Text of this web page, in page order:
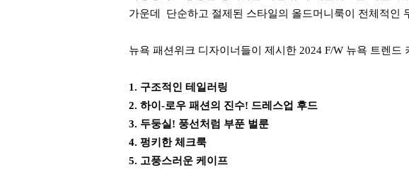
가운데 단순하고 절제된 스타일의 올드머니룩이 전체적인
뉴욕 패션위크 디자이너들이 제시한 2024 F/W 뉴욕 트렌드
1. 구조적인 테일러링
2. 하이-로우 패션의 진수! 드레스업 후드
3. 두둥실! 풍선처럼 부푼 벌룬
4. 펑키한 체크룩
5. 고풍스러운 케이프